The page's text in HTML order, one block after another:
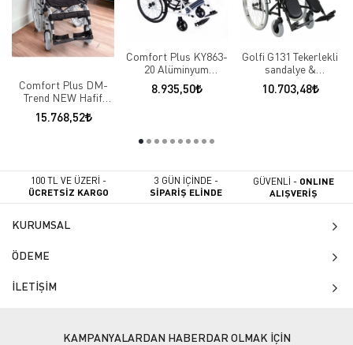
Comfort Plus DM-
Trend NEW Hafif
Tekerlekli Sandalye
15.768,52
Comfort Plus KY863-
20 Alüminyum
Tekerlekli Sandalye
8.935,50
Golfi G131 Tekerlekli
sandalye &
Fonksiyonel özellikli
10.703,48
100 TL VE ÜZERİ -
ÜCRETSİZ KARGO
3 GÜN İÇİNDE -
SİPARİŞ ELİNDE
GÜVENLİ - ONLINE
ALIŞVERİŞ
KURUMSAL
ÖDEME
İLETİŞİM
KAMPANYALARDAN HABERDAR OLMAK İÇİN